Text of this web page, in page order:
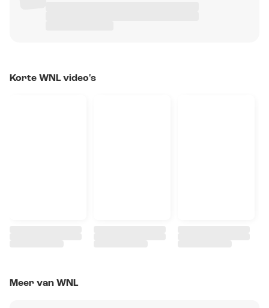
Korte WNL video's
Meer van WNL